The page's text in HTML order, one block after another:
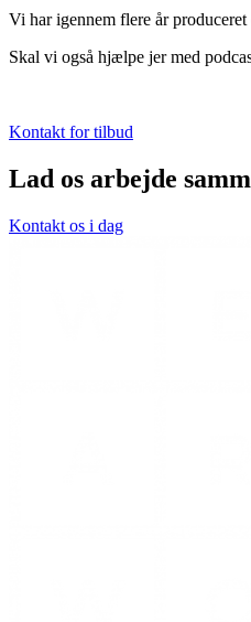
Vi har igennem flere år
Skal vi også hjælpe jer med
Kontakt for tilbud
Lad os arbejde
Kontakt os i dag